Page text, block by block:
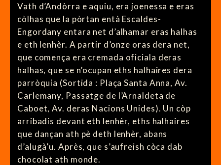
Vath d’Andòrra e aquiu, era joenessa e eras
còlhas que la pòrtan entà Escaldes-
Engordany entara net d’alhamar eras halhas
e eth lenhèr. A partir d’onze oras dera net,
que comença era cremada oficiala deras
halhas, que se n’ocupan eths halhaires dera
parròquia (Sortida : Plaça Santa Anna, Av.
Carlemany, Passatge de l’Arnaldeta de
Caboet, Av. deras Nacions Unides). Un còp
arribadis devant eth lenhèr, eths halhaires
que dançan ath pè deth lenhèr, abans
d’alugà’u. Après, que s’aufreish còca dab
chocolat ath monde.